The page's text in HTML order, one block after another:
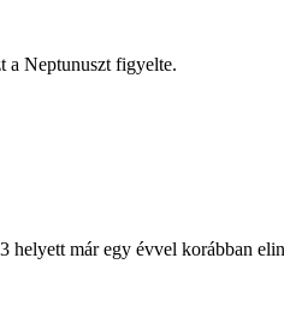
a Neptunuszt figyelte.
helyett már egy évvel korábban